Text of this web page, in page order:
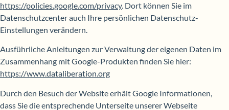
https://policies.google.com/privacy. Dort können Sie im
Datenschutzcenter auch Ihre persönlichen Datenschutz-
Einstellungen verändern.
Ausführliche Anleitungen zur Verwaltung der eigenen Daten im
Zusammenhang mit Google-Produkten finden Sie hier:
https://www.dataliberation.org
Durch den Besuch der Website erhält Google Informationen,
dass Sie die entsprechende Unterseite unserer Webseite